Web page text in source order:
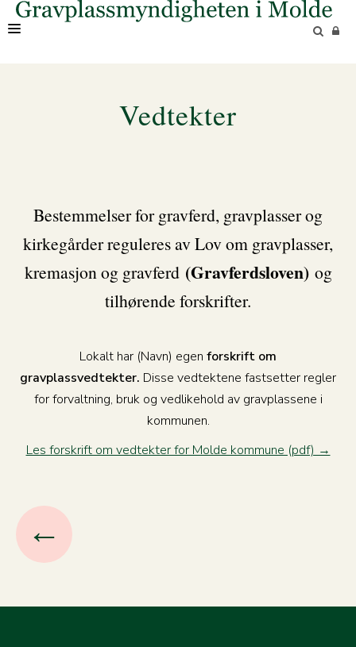
Vedtekter
Bestemmelser for gravferd, gravplasser og
kirkegårder reguleres av Lov om gravplasser,
kremasjon og gravferd (Gravferdsloven)og
tilhørende forskrifter.
Lokalt har (Navn) egen forskrift om
gravplassvedtekter. Disse vedtektene fastsetter regler
for forvaltning, bruk og vedlikehold av gravplassene i
kommunen.
Les forskrift om vedtekter for Molde kommune (pdf) →
←